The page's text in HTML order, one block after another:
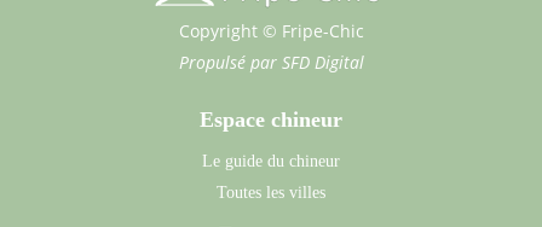
Copyright © Fripe-Chic
Propulsé par SFD Digital
Espace chineur
Le guide du chineur
Toutes les villes